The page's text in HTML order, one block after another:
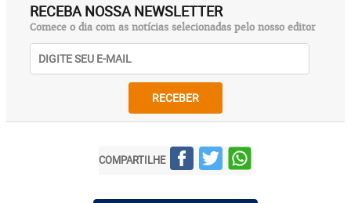
RECEBA NOSSA NEWSLETTER
Comece o dia com as notícias selecionadas pelo nosso editor
RECEBER
COMPARTILHE